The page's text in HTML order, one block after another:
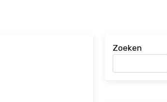
Zoeken